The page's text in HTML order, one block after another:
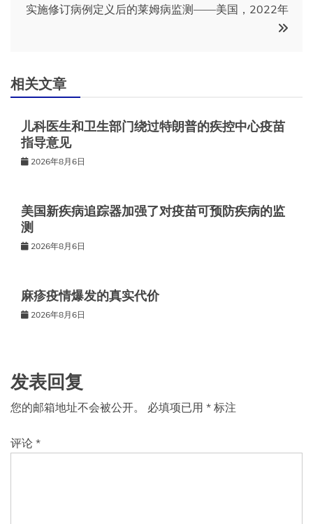
航
实施修订病例定义后的莱姆病监测——美国，2022年
相关文章
儿科医生和卫生部门绕过特朗普的疾控中心疫苗
指导意见
2026年8月6日
美国新疾病追踪器加强了对疫苗可预防疾病的监
测
2026年8月6日
麻疹疫情爆发的真实代价
2026年8月6日
发表回复
您的邮箱地址不会被公开。 必填项已用 * 标注
评论 *